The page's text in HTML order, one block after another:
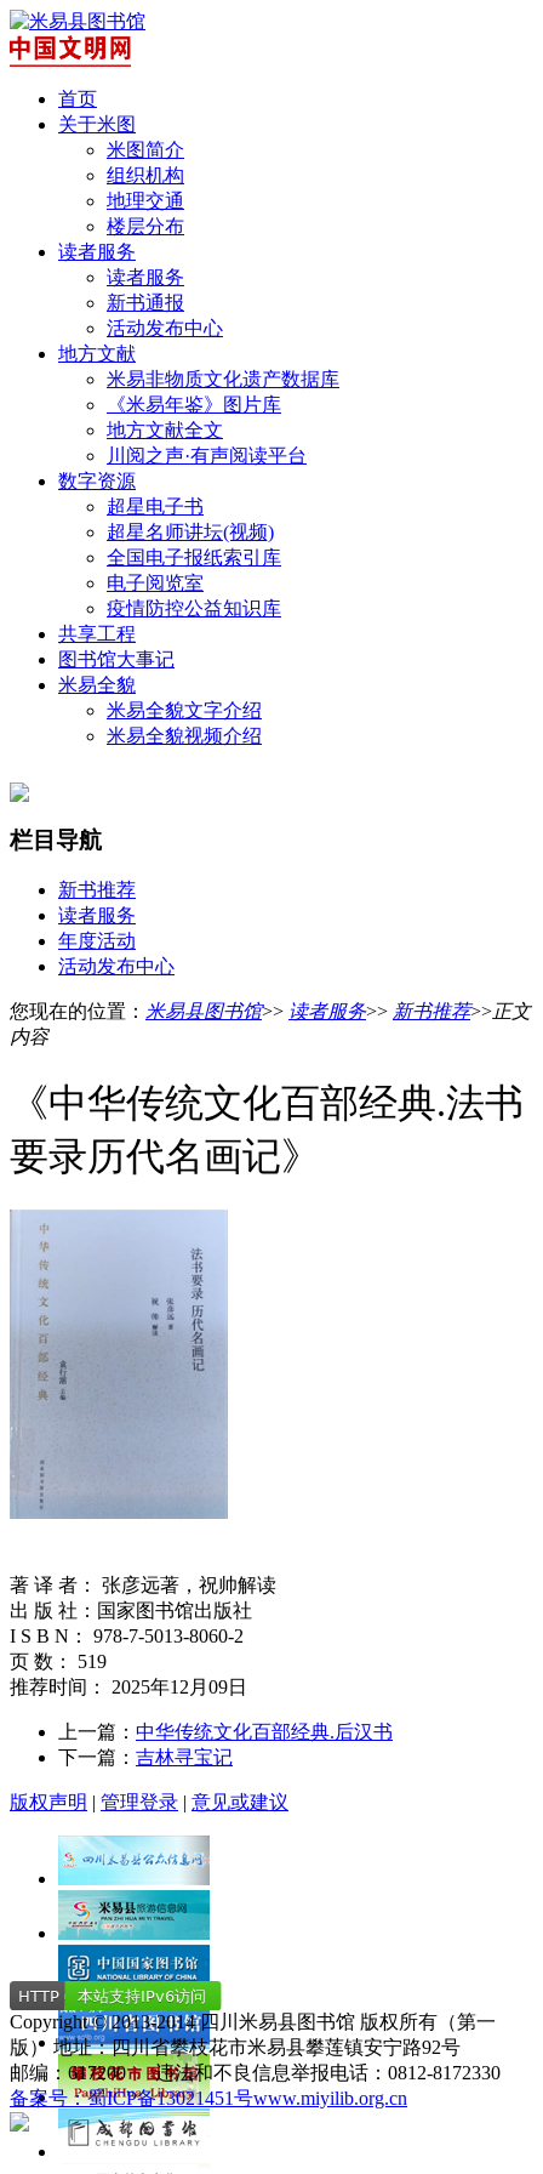
首页
关于米图
米图简介
组织机构
地理交通
楼层分布
读者服务
读者服务
新书通报
活动发布中心
地方文献
米易非物质文化遗产数据库
《米易年鉴》图片库
地方文献全文
川阅之声·有声阅读平台
数字资源
超星电子书
超星名师讲坛(视频)
全国电子报纸索引库
电子阅览室
疫情防控公益知识库
共享工程
图书馆大事记
米易全貌
米易全貌文字介绍
米易全貌视频介绍
栏目导航
新书推荐
读者服务
年度活动
活动发布中心
您现在的位置： 米易县图书馆>> 读者服务>> 新书推荐>>正文
内容
《中华传统文化百部经典.法书
要录历代名画记》
著 译 者： 张彦远著，祝帅解读
出 版 社：国家图书馆出版社
I S B N： 978-7-5013-8060-2
页 数： 519
推荐时间： 2025年12月09日
上一篇： 中华传统文化百部经典.后汉书
下一篇： 吉林寻宝记
版权声明 | 管理登录 | 意见或建议
Copyright © 2013-2014 四川米易县图书馆 版权所有（第一
版） 地址：四川省攀枝花市米易县攀莲镇安宁路92号
邮编：617200 违法和不良信息举报电话：0812-8172330
备案号：蜀ICP备13021451号www.miyilib.org.cn